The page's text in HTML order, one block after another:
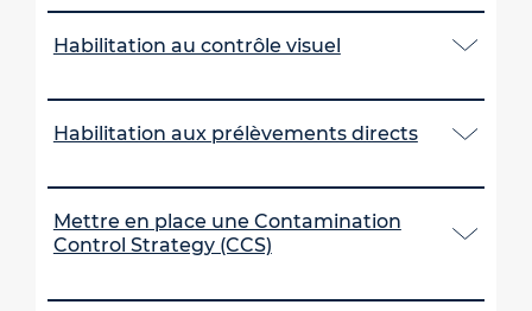
Habilitation au contrôle visuel
Habilitation aux prélèvements directs
Mettre en place une Contamination
Control Strategy (CCS)